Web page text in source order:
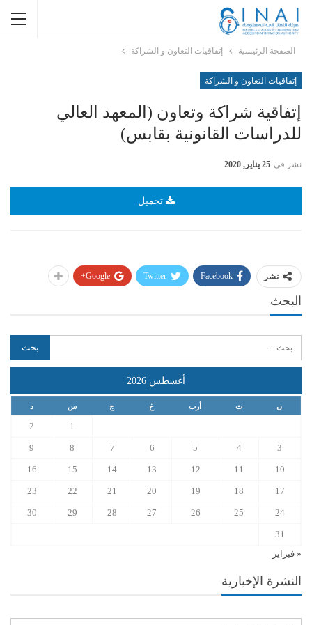
الصفحة الرئيسية إتفاقيات التعاون و الشراكة
إتفاقيات التعاون و الشراكة
إتفاقية شراكة وتعاون (المعهد العالي
للدراسات القانونية بقابس)
نشر في 25 يناير, 2020
تحميل
نشر Facebook
Twitter
Google+
البحث
أغسطس 2026
ن ث أرب خ ج س د
1
2
3
4
5
6
7
8
9
10
11
12
13
14
15
16
17
18
19
20
21
22
23
24
25
26
27
28
29
30
31
« فبراير
النشرة الإخبارية